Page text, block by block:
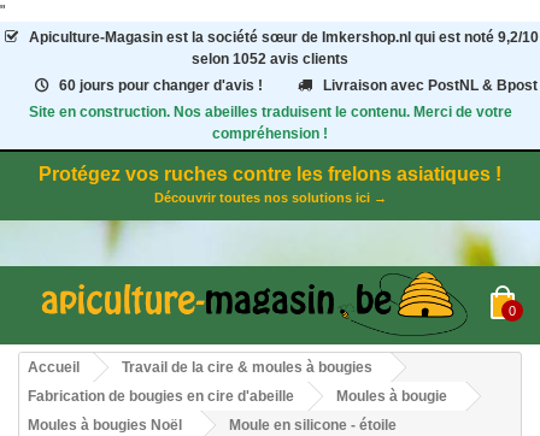
"
Apiculture-Magasinest la société sœur de Imkershop.nl qui est noté 9,2/10
selon 1052 avis clients
60 jours pour changer d'avis !
Livraison avec PostNL & Bpost
Site en construction. Nos abeilles traduisent le contenu. Merci de votre
compréhension !
Protégez vos ruches contre les frelons asiatiques !
Découvrir toutes nos solutions ici →
0
Accueil
Travail de la cire & moules à bougies
Fabrication de bougies en cire d'abeille
Moules à bougie
Moules à bougies Noël
Moule en silicone - étoile